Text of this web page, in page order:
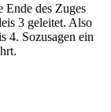
Ende des Zuges
3 geleitet. Also
4. Sozusagen ein